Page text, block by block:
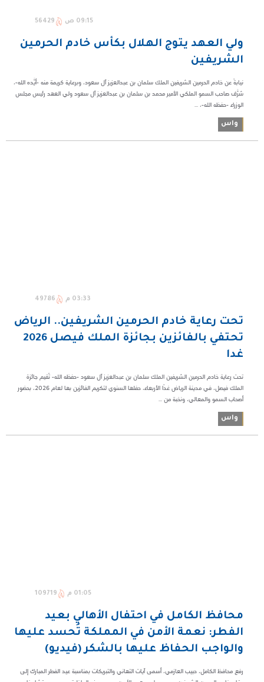
09:15 ص 56429
ولي العهد يتوج الهلال بكأس خادم الحرمين
الشريفين
نيابةً عن خادم الحرمين الشريفين الملك سلمان بن عبدالعزيز آل سعود، وبرعاية كريمة منه -أيَّده الله-،
شرَّف صاحب السمو الملكي الأمير محمد بن سلمان بن عبدالعزيز آل سعود ولي العهد رئيس مجلس
الوزراء -حفظه الله-، ...
واس
03:33 م 49786
تحت رعاية خادم الحرمين الشريفين.. الرياض
تحتفي بالفائزين بجائزة الملك فيصل 2026
غدا
تحت رعاية خادم الحرمين الشريفين الملك سلمان بن عبدالعزيز آل سعود -حفظه الله- تُقيم جائزة
الملك فيصل، في مدينة الرياض غدًا الأربعاء، حفلها السنوي لتكريم الفائزين بها لعام 2026، بحضور
أصحاب السمو والمعالي، ونخبة من ...
واس
01:05 م 109719
محافظ الكامل في احتفال الأهالي بعيد
الفطر: نعمة الأمن في المملكة تُحسد عليها
والواجب الحفاظ عليها بالشكر (فيديو)
رفع محافظ الكامل، حبيب العازمي، أسمى آيات التهاني والتبريكات بمناسبة عيد الفطر المبارك إلى